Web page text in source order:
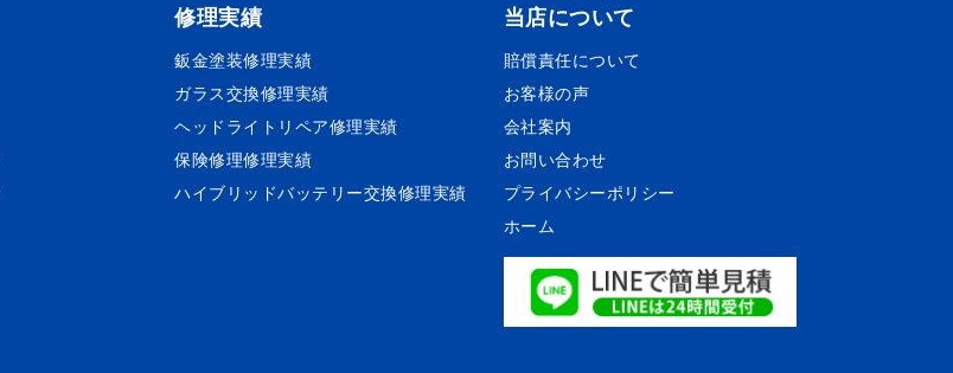
修理実績
鈑金塗装修理実績
ガラス交換修理実績
ヘッドライトリペア修理実績
保険修理修理実績
ハイブリッドバッテリー交換修理実績
当店について
賠償責任について
お客様の声
会社案内
お問い合わせ
プライバシーポリシー
ホーム